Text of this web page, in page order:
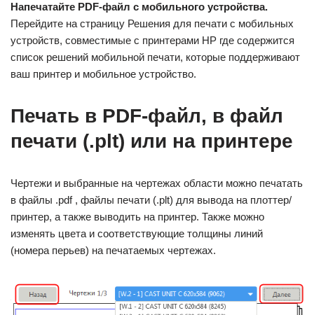
Напечатайте PDF-файл с мобильного устройства.
Перейдите на страницу Решения для печати с мобильных
устройств, совместимые с принтерами HP где содержится
список решений мобильной печати, которые поддерживают
ваш принтер и мобильное устройство.
Печать в PDF-файл, в файл
печати (.plt) или на принтере
Чертежи и выбранные на чертежах области можно печатать
в файлы .pdf , файлы печати (.plt) для вывода на плоттер/
принтер, а также выводить на принтер. Также можно
изменять цвета и соответствующие толщины линий
(номера перьев) на печатаемых чертежах.